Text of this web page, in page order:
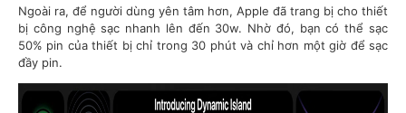
Ngoài ra, để người dùng yên tâm hơn, Apple đã trang bị cho thiết
bị công nghệ sạc nhanh lên đến 30w. Nhờ đó, bạn có thể sạc
50% pin của thiết bị chỉ trong 30 phút và chỉ hơn một giờ để sạc
đầy pin.